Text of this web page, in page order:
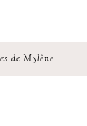
de Mylène